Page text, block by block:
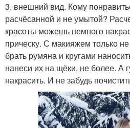
3. внешний вид. Кому
расчёсанной и не умытой?
красоты можешь немного
прическу. С макияжем только
брать румяна и кругами
нанеси их на щёки, не более. А
накрасить. И не забудь